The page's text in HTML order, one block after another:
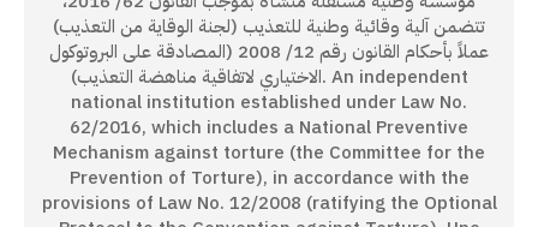
تتضمن آلية وقائية وطنية للتعذيب (لجنة الوقاية من التعذيب)
عملاً بأحكام القانون رقم 12/ 2008 (المصادقة على البروتوكول
الاختياري لاتفاقية مناهضة التعذيب). An independent
national institution established under Law No.
62/2016, which includes a National Preventive
Mechanism against torture (the Committee for the
Prevention of Torture), in accordance with the
provisions of Law No. 12/2008 (ratifying the Optional